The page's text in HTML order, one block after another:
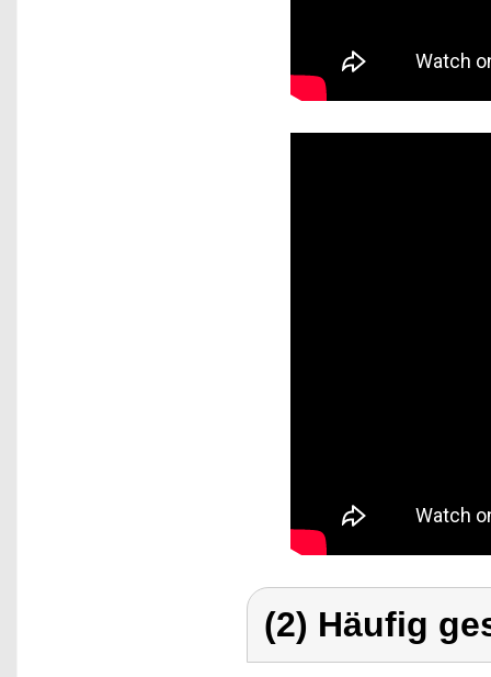
(2) Häufig